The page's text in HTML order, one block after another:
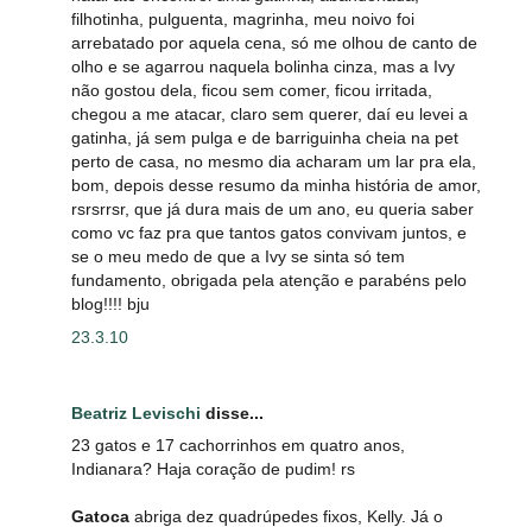
filhotinha, pulguenta, magrinha, meu noivo foi
arrebatado por aquela cena, só me olhou de canto de
olho e se agarrou naquela bolinha cinza, mas a Ivy
não gostou dela, ficou sem comer, ficou irritada,
chegou a me atacar, claro sem querer, daí eu levei a
gatinha, já sem pulga e de barriguinha cheia na pet
perto de casa, no mesmo dia acharam um lar pra ela,
bom, depois desse resumo da minha história de amor,
rsrsrrsr, que já dura mais de um ano, eu queria saber
como vc faz pra que tantos gatos convivam juntos, e
se o meu medo de que a Ivy se sinta só tem
fundamento, obrigada pela atenção e parabéns pelo
blog!!!! bju
23.3.10
Beatriz Levischi disse...
23 gatos e 17 cachorrinhos em quatro anos,
Indianara? Haja coração de pudim! rs
Gatoca abriga dez quadrúpedes fixos, Kelly. Já o